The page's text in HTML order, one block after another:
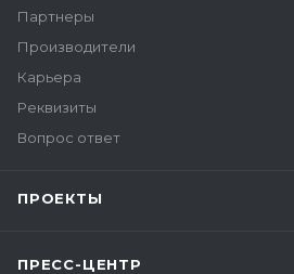
Партнеры
Производители
Карьера
Реквизиты
Вопрос ответ
ПРОЕКТЫ
ПРЕСС-ЦЕНТР